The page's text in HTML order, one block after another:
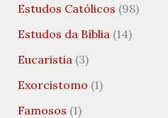
Estudos Católicos (98)
Estudos da Bíblia (14)
Eucaristia (3)
Exorcistomo (1)
Famosos (1)